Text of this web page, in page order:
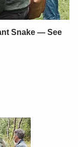
Snake — See